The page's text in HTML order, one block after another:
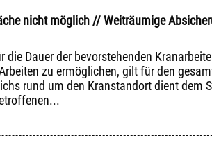
nicht möglich // Weiträumige
Dauer der bevorstehenden
zu ermöglichen, gilt für den
rund um den Kranstandort dient dem